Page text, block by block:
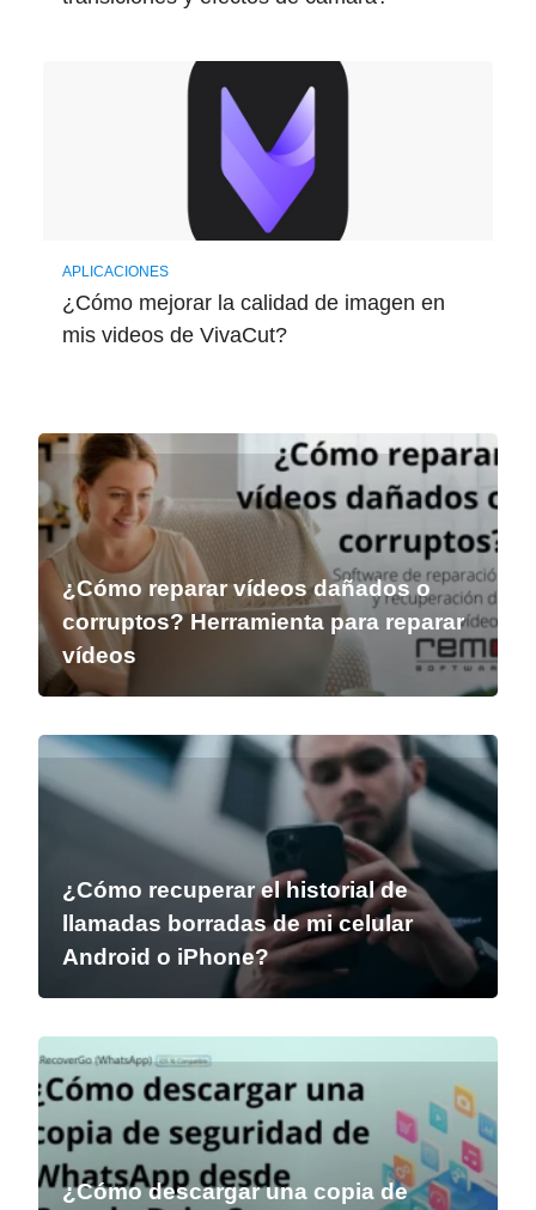
APLICACIONES
¿Cómo mejorar la calidad de imagen en
mis videos de VivaCut?
¿Cómo reparar vídeos dañados o
corruptos? Herramienta para reparar
vídeos
¿Cómo recuperar el historial de
llamadas borradas de mi celular
Android o iPhone?
¿Cómo descargar una copia de